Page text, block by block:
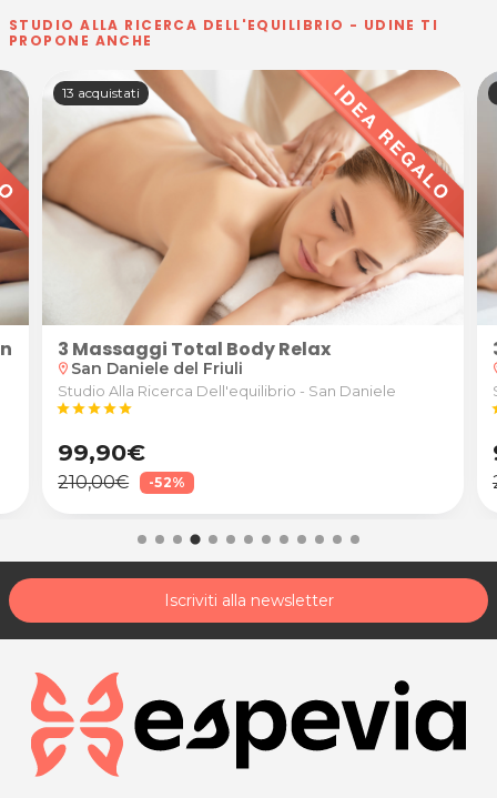
STUDIO ALLA RICERCA DELL'EQUILIBRIO - UDINE TI
PROPONE ANCHE
Friuli allo Studio "Alla Ricerca dell'Equilibrio" a
100+ acquistati
3 Massaggi linfodrenanti anticellulite
location_on San Daniele del Friuli
Studio Alla Ricerca Dell'equilibrio - San Daniele
starstarstarstarstar
99,90€
210,00€ -52%
Iscriviti alla newsletter